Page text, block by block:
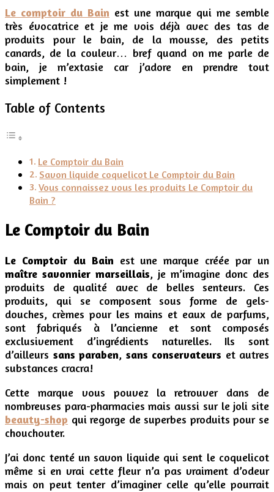
de
Marseille
au
coquelicot,
Le
Le comptoir du Bain est une marque qui me semble
très évocatrice et je me vois déjà avec des tas de
produits pour le bain, de la mousse, des petits
canards, de la couleur… bref quand on me parle de
bain, je m’extasie car j’adore en prendre tout
simplement !
Table of Contents
Le Comptoir du Bain
Savon liquide coquelicot Le Comptoir du Bain
Vous connaissez vous les produits Le Comptoir du
Bain ?
Le Comptoir du Bain
Le Comptoir du Bain est une marque créée par un
maître savonnier marseillais, je m’imagine donc des
produits de qualité avec de belles senteurs. Ces
produits, qui se composent sous forme de gels-
douches, crèmes pour les mains et eaux de parfums,
sont fabriqués à l’ancienne et sont composés
exclusivement d’ingrédients naturelles. Ils sont
d’ailleurs sans paraben, sans conservateurs et autres
substances cracra!
Cette marque vous pouvez la retrouver dans de
nombreuses para-pharmacies mais aussi sur le joli site
beauty-shop qui regorge de superbes produits pour se
chouchouter.
J’ai donc tenté un savon liquide qui sent le coquelicot
même si en vrai cette fleur n’a pas vraiment d’odeur
mais on peut tenter d’imaginer celle qu’elle pourrait